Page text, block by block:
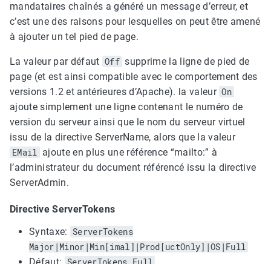
mandataires chaînés a généré un message d’erreur, et
c’est une des raisons pour lesquelles on peut être amené
à ajouter un tel pied de page.
La valeur par défaut Off supprime la ligne de pied de
page (et est ainsi compatible avec le comportement des
versions 1.2 et antérieures d’Apache). la valeur On
ajoute simplement une ligne contenant le numéro de
version du serveur ainsi que le nom du serveur virtuel
issu de la directive ServerName, alors que la valeur
EMail ajoute en plus une référence “mailto:” à
l’administrateur du document référencé issu la directive
ServerAdmin.
Directive ServerTokens
Syntaxe: ServerTokens
Major|Minor|Min[imal]|Prod[uctOnly]|OS|Full